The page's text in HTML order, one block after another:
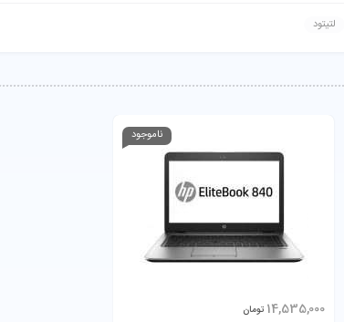
لتیتود
ناموجود
14,535,000 تومان